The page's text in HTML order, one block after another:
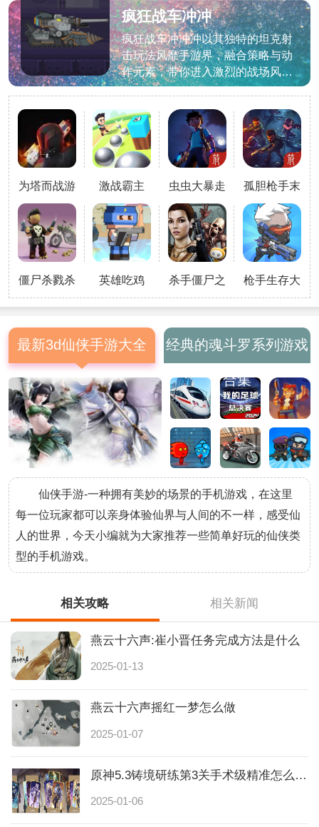
疯狂战车冲冲
冲游戏
疯狂战车冲冲冲以其独特的坦克射
击玩法风靡手游界，融合策略与动
作元素，带你进入激烈的战场风
云。玩家可驾驭个性坦克，自由改
成挑战使命。即刻加入，体验这场
速度与激情的盛宴！其细腻的画面
与震撼的音效进一步提升了游戏的
整体沉浸感，是军事迷与动作游戏
玩家不可错过的佳作。游戏内容
1、多样化坦克选择，个性涂装彰
显风采。2、深度升级系统，强化
战力驰骋战场。3、多任务关卡设
计，挑战不断升
为塔而战游
戏
激战霸主
虫虫大暴走
枪火派对
孤胆枪手末
日堡垒
僵尸杀戮杀
手
英雄吃鸡
杀手僵尸之
城2
枪手生存大
师游戏
最新3d仙侠手游大全 经典的魂斗罗系列游戏
合集
仙侠手游-一种拥有美妙的场景的手机游戏，在这里
每一位玩家都可以亲身体验仙界与人间的不一样，感受仙
人的世界，今天小编就为大家推荐一些简单好玩的仙侠类
型的手机游戏。
相关攻略 相关新闻
燕云十六声:崔小晋任务完成方法是什么
2025-01-13
燕云十六声摇红一梦怎么做
2025-01-07
原神5.3铸境研练第3关手术级精准怎么通关
2025-01-06